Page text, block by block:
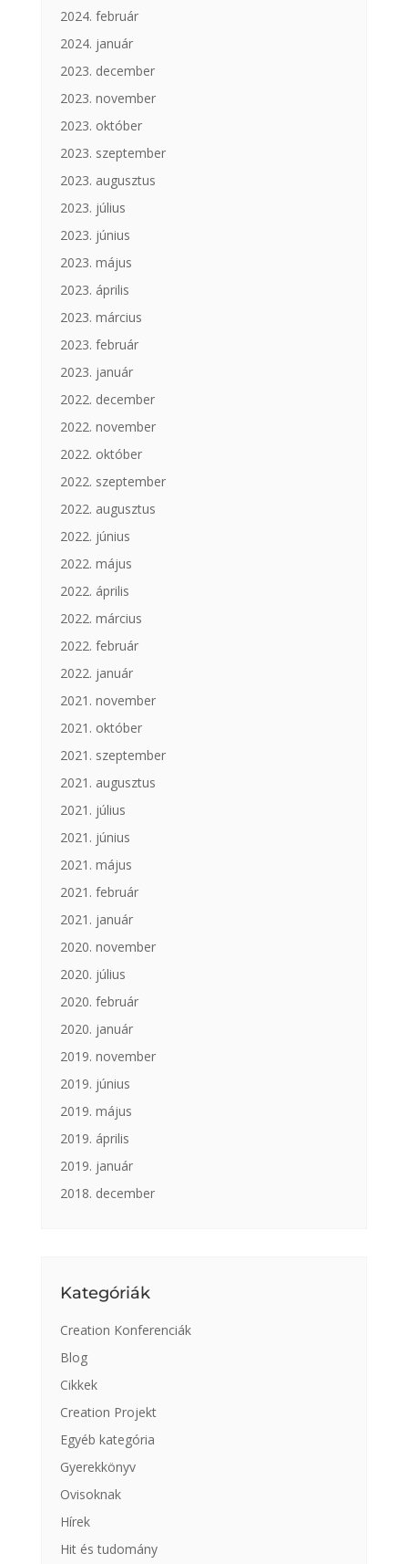
2024. február
2024. január
2023. december
2023. november
2023. október
2023. szeptember
2023. augusztus
2023. július
2023. június
2023. május
2023. április
2023. március
2023. február
2023. január
2022. december
2022. november
2022. október
2022. szeptember
2022. augusztus
2022. június
2022. május
2022. április
2022. március
2022. február
2022. január
2021. november
2021. október
2021. szeptember
2021. augusztus
2021. július
2021. június
2021. május
2021. február
2021. január
2020. november
2020. július
2020. február
2020. január
2019. november
2019. június
2019. május
2019. április
2019. január
2018. december
Kategóriák
Creation Konferenciák
Blog
Cikkek
Creation Projekt
Egyéb kategória
Gyerekkönyv
Ovisoknak
Hírek
Hit és tudomány